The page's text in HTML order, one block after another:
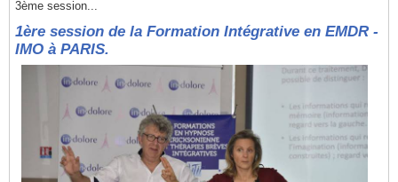
3ème session...
1ère session de la Formation Intégrative en EMDR -
IMO à PARIS.